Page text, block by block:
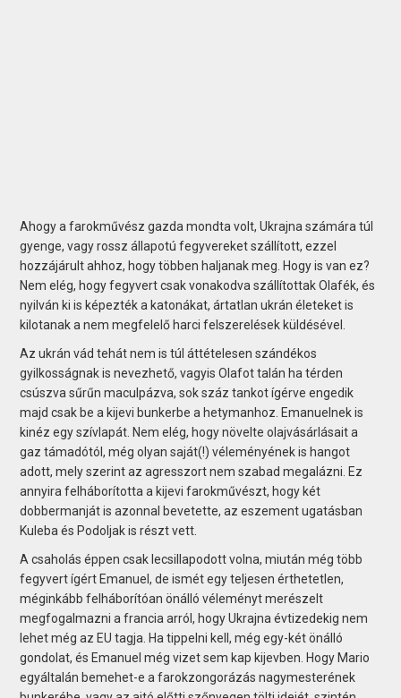
Ahogy a farokművész gazda mondta volt, Ukrajna számára túl
gyenge, vagy rossz állapotú fegyvereket szállított, ezzel
hozzájárult ahhoz, hogy többen haljanak meg. Hogy is van ez?
Nem elég, hogy fegyvert csak vonakodva szállítottak Olafék, és
nyilván ki is képezték a katonákat, ártatlan ukrán életeket is
kilotanak a nem megfelelő harci felszerelések küldésével.
Az ukrán vád tehát nem is túl áttételesen szándékos
gyilkosságnak is nevezhető, vagyis Olafot talán ha térden
csúszva sűrűn maculpázva, sok száz tankot ígérve engedik
majd csak be a kijevi bunkerbe a hetymanhoz. Emanuelnek is
kinéz egy szívlapát. Nem elég, hogy növelte olajvásárlásait a
gaz támadótól, még olyan saját(!) véleményének is hangot
adott, mely szerint az agresszort nem szabad megalázni. Ez
annyira felháborította a kijevi farokművészt, hogy két
dobbermanját is azonnal bevetette, az eszement ugatásban
Kuleba és Podoljak is részt vett.
A csaholás éppen csak lecsillapodott volna, miután még több
fegyvert ígért Emanuel, de ismét egy teljesen érthetetlen,
méginkább felháborítóan önálló véleményt merészelt
megfogalmazni a francia arról, hogy Ukrajna évtizedekig nem
lehet még az EU tagja. Ha tippelni kell, még egy-két önálló
gondolat, és Emanuel még vizet sem kap kijevben. Hogy Mario
egyáltalán bemehet-e a farokzongorázás nagymesterének